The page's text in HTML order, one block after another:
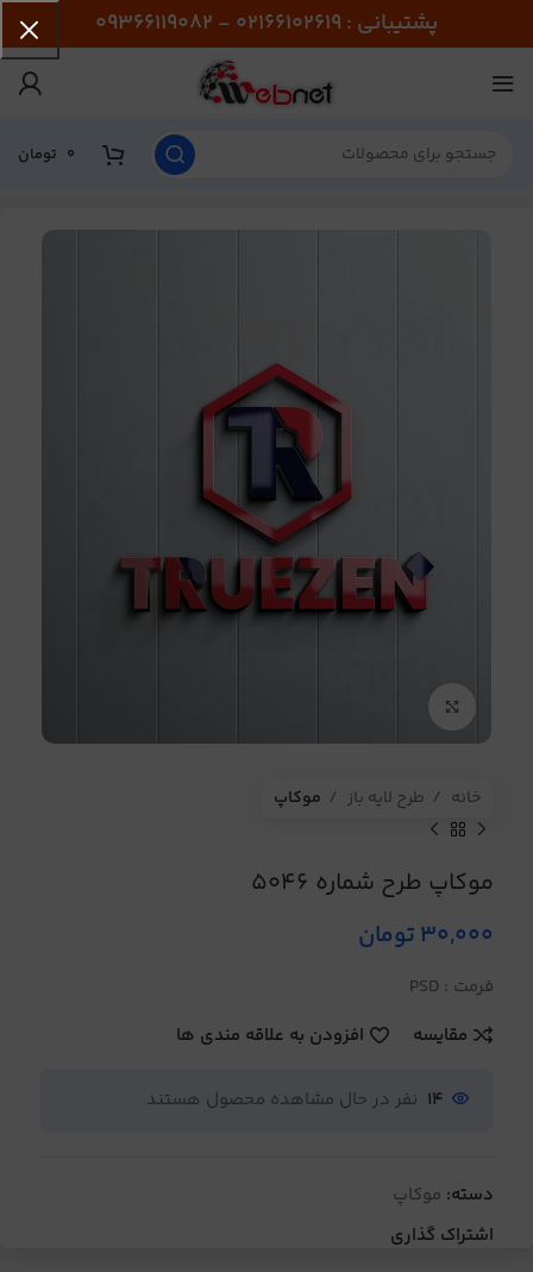
پشتیبانی : 02166102619 - 09366119082
0 تومان
خانه طرح لایه باز موکاپ
موکاپ طرح شماره 5046
30,000تومان
فرمت : PSD
مقایسه
افزودن به علاقه مندی ها
14 نفر در حال مشاهده محصول هستند
دسته: موکاپ
اشتراک گذاری